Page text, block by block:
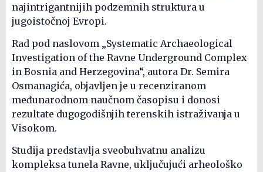
najintrigantnijih podzemnih struktura u
jugoistočnoj Evropi.
Rad pod naslovom „Systematic Archaeological
Investigation of the Ravne Underground Complex
in Bosnia and Herzegovina“, autora Dr. Semira
Osmanagića, objavljen je u recenziranom
međunarodnom naučnom časopisu i donosi
rezultate dugogodišnjih terenskih istraživanja u
Visokom.
Studija predstavlja sveobuhvatnu analizu
kompleksa tunela Ravne, uključujući arheološko